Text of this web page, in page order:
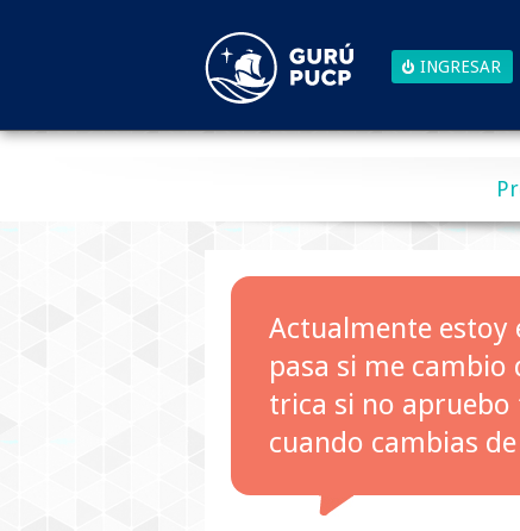
Actualmente estoy
pasa si me cambio
trica si no apruebo
cuando cambias